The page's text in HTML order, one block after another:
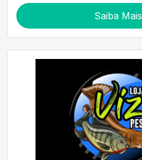
Saiba Mais